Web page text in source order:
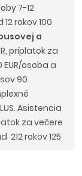
7-12
rokov 100
a
príplatok za
osoba a
90
Asistencia
za večere
212 rokov 125